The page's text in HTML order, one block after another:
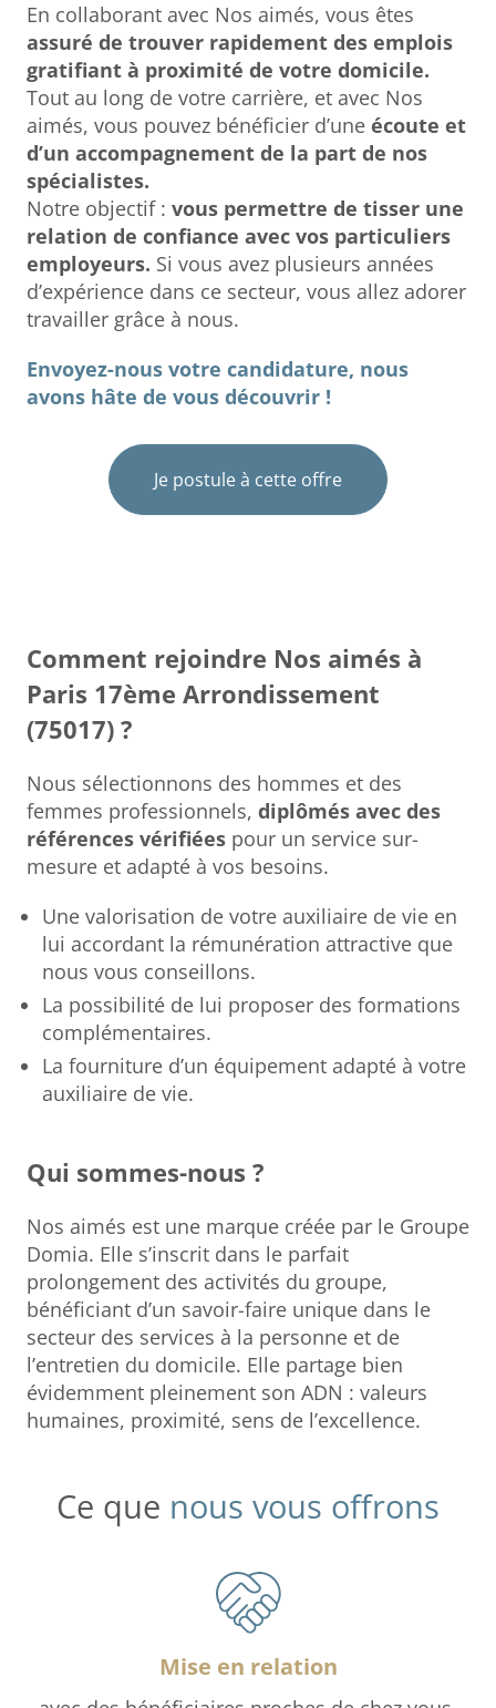
En collaborant avec Nos aimés, vous êtes
assuré de trouver rapidement des emplois
gratifiant à proximité de votre domicile.
Tout au long de votre carrière, et avec Nos
aimés, vous pouvez bénéficier d’une écoute et
d’un accompagnement de la part de nos
spécialistes.
Notre objectif : vous permettre de tisser une
relation de confiance avec vos particuliers
employeurs. Si vous avez plusieurs années
d’expérience dans ce secteur, vous allez adorer
travailler grâce à nous.
Envoyez-nous votre candidature, nous
avons hâte de vous découvrir !
Je postule à cette offre
Comment rejoindre Nos aimés à
Paris 17ème Arrondissement
(75017) ?
Nous sélectionnons des hommes et des
femmes professionnels, diplômés avec des
références vérifiéespour un service sur-
mesure et adapté à vos besoins.
Une valorisation de votre auxiliaire de vie en
lui accordant la rémunération attractive que
nous vous conseillons.
La possibilité de lui proposer des formations
complémentaires.
La fourniture d’un équipement adapté à votre
auxiliaire de vie.
Qui sommes-nous ?
Nos aimés est une marque créée par le Groupe
Domia. Elle s’inscrit dans le parfait
prolongement des activités du groupe,
bénéficiant d’un savoir-faire unique dans le
secteur des services à la personne et de
l’entretien du domicile. Elle partage bien
évidemment pleinement son ADN : valeurs
humaines, proximité, sens de l’excellence.
Ce que nous vous offrons
Mise en relation